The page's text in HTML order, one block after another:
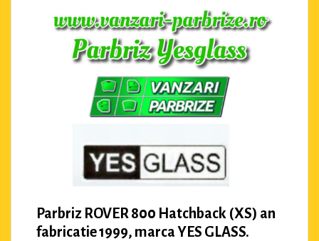
Parbriz ROVER 800 Hatchback (XS) an
fabricatie 1999, marca YES GLASS.